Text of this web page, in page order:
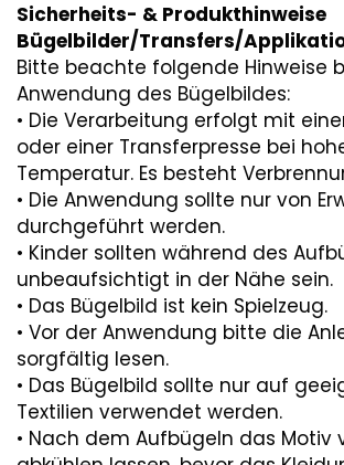
Sicherheits- & Produkthinweise
Bügelbilder/Transfers/
Bitte beachte folgende Hinweise
Anwendung des Bügelbildes:
• Die Verarbeitung erfolgt mit
oder einer Transferpresse bei
Temperatur. Es besteht
• Die Anwendung sollte nur von
durchgeführt werden.
• Kinder sollten während des
unbeaufsichtigt in der Nähe sein.
• Das Bügelbild ist kein Spielzeug.
• Vor der Anwendung bitte die
sorgfältig lesen.
• Das Bügelbild sollte nur auf
Textilien verwendet werden.
• Nach dem Aufbügeln das Motiv